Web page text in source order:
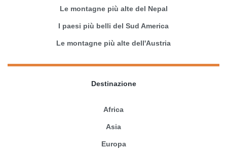
Le montagne più alte del Nepal
I paesi più belli del Sud America
Le montagne più alte dell'Austria
Destinazione
Africa
Asia
Europa